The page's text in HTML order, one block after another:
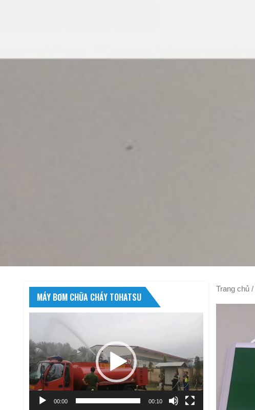
Trang chủ /
MÁY BƠM CHỮA CHÁY TOHATSU
Video
00:00 00:10